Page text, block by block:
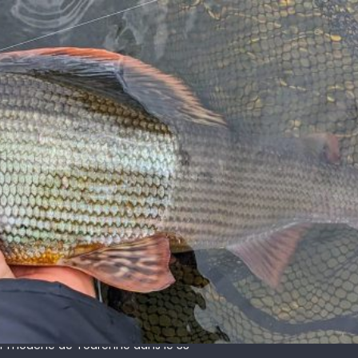
mouche de Tourenne dans le 33